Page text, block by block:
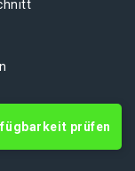
prüfen